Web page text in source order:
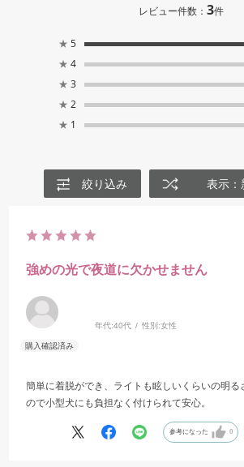
レビュー件数：3件
★ 5
★ 4
★ 3
★ 2
★ 1
絞り込み 表示：
強めの光で夜道に欠かせません
年代:40代 性別:女性
簡単に着脱ができ、ライトも眩しいくらいの明る
ので小型犬にも負担なく付けられて安心。
参考になった 0